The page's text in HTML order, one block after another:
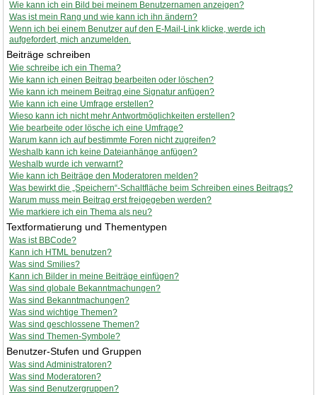
Wie kann ich ein Bild bei meinem Benutzernamen anzeigen?
Was ist mein Rang und wie kann ich ihn ändern?
Wenn ich bei einem Benutzer auf den E-Mail-Link klicke, werde ich
aufgefordert, mich anzumelden.
Beiträge schreiben
Wie schreibe ich ein Thema?
Wie kann ich einen Beitrag bearbeiten oder löschen?
Wie kann ich meinem Beitrag eine Signatur anfügen?
Wie kann ich eine Umfrage erstellen?
Wieso kann ich nicht mehr Antwortmöglichkeiten erstellen?
Wie bearbeite oder lösche ich eine Umfrage?
Warum kann ich auf bestimmte Foren nicht zugreifen?
Weshalb kann ich keine Dateianhänge anfügen?
Weshalb wurde ich verwarnt?
Wie kann ich Beiträge den Moderatoren melden?
Was bewirkt die „Speichern“-Schaltfläche beim Schreiben eines Beitrags?
Warum muss mein Beitrag erst freigegeben werden?
Wie markiere ich ein Thema als neu?
Textformatierung und Thementypen
Was ist BBCode?
Kann ich HTML benutzen?
Was sind Smilies?
Kann ich Bilder in meine Beiträge einfügen?
Was sind globale Bekanntmachungen?
Was sind Bekanntmachungen?
Was sind wichtige Themen?
Was sind geschlossene Themen?
Was sind Themen-Symbole?
Benutzer-Stufen und Gruppen
Was sind Administratoren?
Was sind Moderatoren?
Was sind Benutzergruppen?